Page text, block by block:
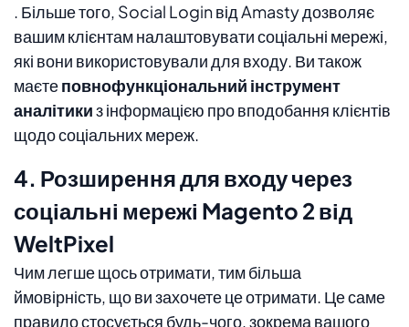
. Більше того, Social Login від Amasty дозволяє
вашим клієнтам налаштовувати соціальні мережі,
які вони використовували для входу. Ви також
маєтеповнофункціональний інструмент
аналітикиз інформацією про вподобання клієнтів
щодо соціальних мереж.
4. Розширення для входу через
соціальні мережі Magento 2 від
WeltPixel
Чим легше щось отримати, тим більша
ймовірність, що ви захочете це отримати. Це саме
правило стосується будь-чого, зокрема вашого